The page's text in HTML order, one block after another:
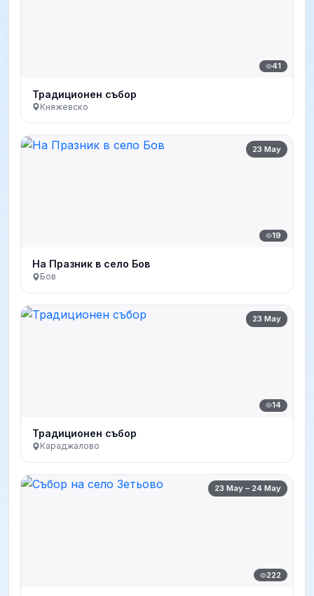
41
Традиционен събор
Княжевско
23 May
19
На Празник в село Бов
Бов
23 May
14
Традиционен събор
Караджалово
23 May – 24 May
222